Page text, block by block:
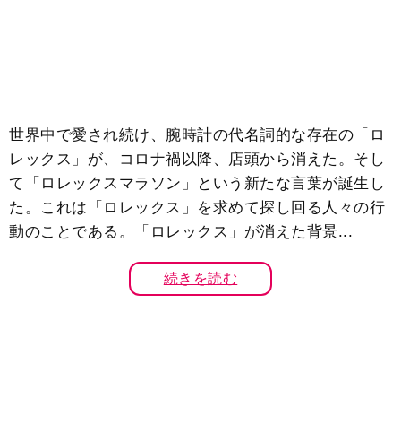
世界中で愛され続け、腕時計の代名詞的な存在の「ロ
レックス」が、コロナ禍以降、店頭から消えた。そし
て「ロレックスマラソン」という新たな言葉が誕生し
た。これは「ロレックス」を求めて探し回る人々の行
動のことである。「ロレックス」が消えた背景...
続きを読む